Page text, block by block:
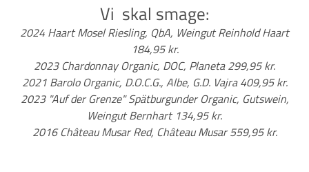
Vi skal smage:
2024 Haart Mosel Riesling, QbA, Weingut Reinhold Haart
184,95 kr.
2023 Chardonnay Organic, DOC, Planeta 299,95 kr.
2021 Barolo Organic, D.O.C.G., Albe, G.D. Vajra 409,95 kr.
2023 "Auf der Grenze" Spätburgunder Organic, Gutswein,
Weingut Bernhart 134,95 kr.
2016 Château Musar Red, Château Musar 559,95 kr.